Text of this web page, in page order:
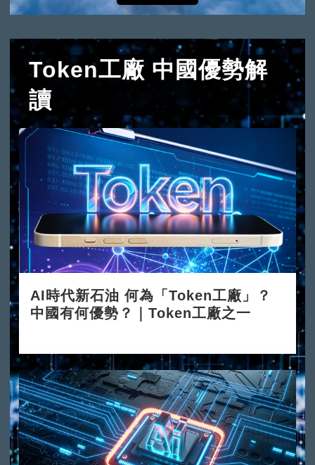
Token工廠 中國優勢解
讀
AI時代新石油 何為「Token工廠」？
中國有何優勢？｜Token工廠之一